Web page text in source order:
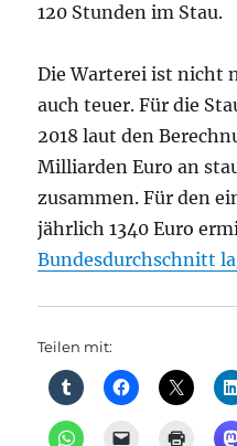
120 Stunden im Stau.
Die Warterei ist nicht
auch teuer. Für die
2018 laut den
Milliarden Euro an
zusammen. Für den
jährlich 1340 Euro
Bundesdurchschnitt
Teilen mit: